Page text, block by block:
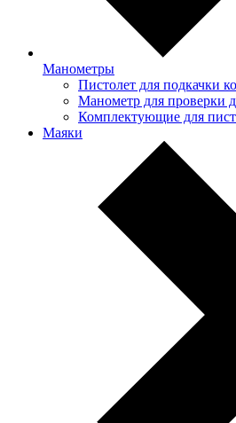
Манометры
Пистолет для подкачки
Манометр для проверки
Комплектующие для
Маяки